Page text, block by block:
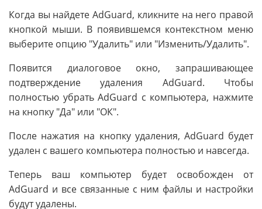
Когда вы найдете AdGuard, кликните на него правой
кнопкой мыши. В появившемся контекстном меню
выберите опцию "Удалить" или "Изменить/Удалить".
Появится диалоговое окно, запрашивающее
подтверждение удаления AdGuard. Чтобы
полностью убрать AdGuard с компьютера, нажмите
на кнопку "Да" или "ОК".
После нажатия на кнопку удаления, AdGuard будет
удален с вашего компьютера полностью и навсегда.
Теперь ваш компьютер будет освобожден от
AdGuard и все связанные с ним файлы и настройки
будут удалены.